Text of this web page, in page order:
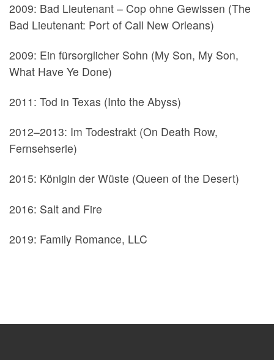
2009: Bad Lieutenant – Cop ohne Gewissen (The
Bad Lieutenant: Port of Call New Orleans)
2009: Ein fürsorglicher Sohn (My Son, My Son,
What Have Ye Done)
2011: Tod in Texas (Into the Abyss)
2012–2013: Im Todestrakt (On Death Row,
Fernsehserie)
2015: Königin der Wüste (Queen of the Desert)
2016: Salt and Fire
2019: Family Romance, LLC